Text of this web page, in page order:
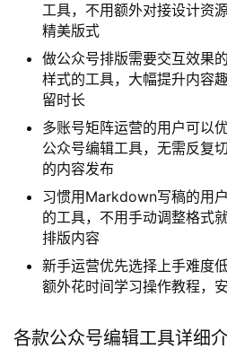
工具，不用额外对接设计资
精美版式
做公众号排版需要交互效果
样式的工具，大幅提升内容
留时长
多账号矩阵运营的用户可以
公众号编辑工具，无需反复
的内容发布
习惯用Markdown写稿的用
的工具，不用手动调整格式
排版内容
新手运营优先选择上手难度
额外花时间学习操作教程，
各款公众号编辑工具详细